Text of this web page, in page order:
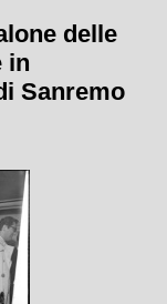
delle
in
Sanremo